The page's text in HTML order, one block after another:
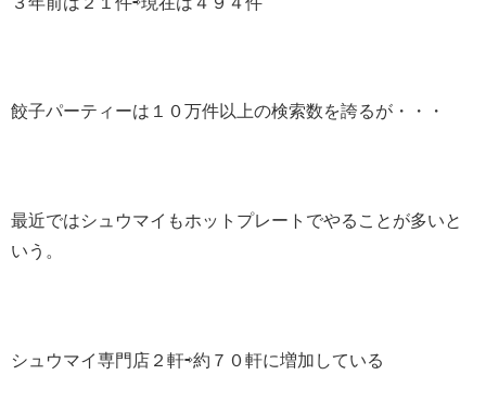
餃子パーティーは１０万件以上の検索数を誇るが・・・
最近ではシュウマイもホットプレートでやることが多いと
いう。
シュウマイ専門店２軒⇨約７０軒に増加している